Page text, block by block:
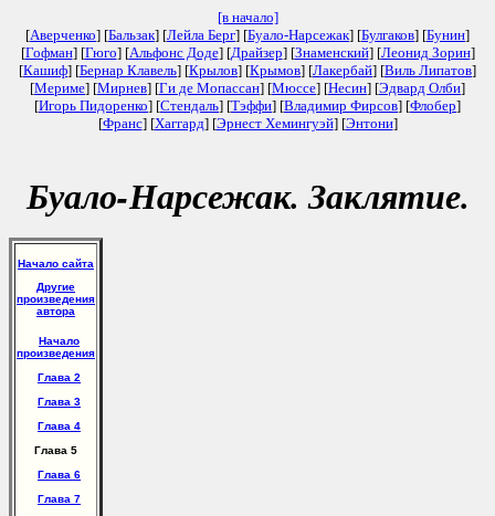
[в начало]
[Аверченко] [Бальзак] [Лейла Берг] [Буало-Нарсежак] [Булгаков] [Бунин]
[Гофман] [Гюго] [Альфонс Доде] [Драйзер] [Знаменский] [Леонид Зорин]
[Кашиф] [Бернар Клавель] [Крылов] [Крымов] [Лакербай] [Виль Липатов]
[Мериме] [Мирнев] [Ги де Мопассан] [Мюссе] [Несин] [Эдвард Олби]
[Игорь Пидоренко] [Стендаль] [Тэффи] [Владимир Фирсов] [Флобер]
[Франс] [Хаггард] [Эрнест Хемингуэй] [Энтони]
Буало-Нарсежак. Заклятие.
Начало сайта
Другие
произведения
автора
Начало
произведения
Глава 2
Глава 3
Глава 4
Глава 5
Глава 6
Глава 7